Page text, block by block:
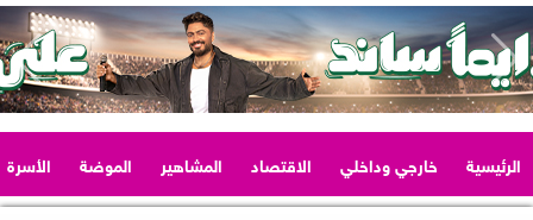
الرئيسية خارجي وداخلي الاقتصاد المشاهير الموضة الأسرة